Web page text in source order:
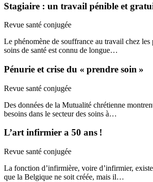
Stagiaire : un travail pénible et
Revue santé conjugée
Le phénomène de souffrance au travail chez les
soins de santé est connu de longue…
Pénurie et crise du « prendre soin »
Revue santé conjugée
Des données de la Mutualité chrétienne
besoins dans le secteur des soins à…
L’art infirmier a 50 ans !
Revue santé conjugée
La fonction d’infirmière, voire d’infirmier,
que la Belgique ne soit créée, mais il…